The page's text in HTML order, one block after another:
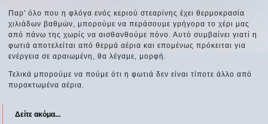
Παρ' όλο που η φλόγα ενός κεριού στεαρίνης έχει θερμοκρασία
χιλιάδων βαθμών, μπορούμε να περάσουμε γρήγορα το χέρι μας
από πάνω της χωρίς να αισθανθούμε πόνο. Αυτό συμβαίνει γιατί η
φωτιά αποτελείται από θερμά αέρια και επομένως πρόκειται για
ενέργεια σε αραιωμένη, θα λέγαμε, μορφή.
Τελικά μπορούμε να πούμε ότι η φωτιά δεν είναι τίποτε άλλο από
πυρακτωμένα αέρια.
Δείτε ακόμα...